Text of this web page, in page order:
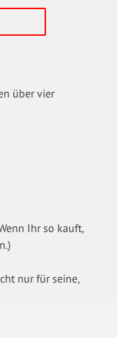
über vier
Ihr so kauft,
nur für seine,